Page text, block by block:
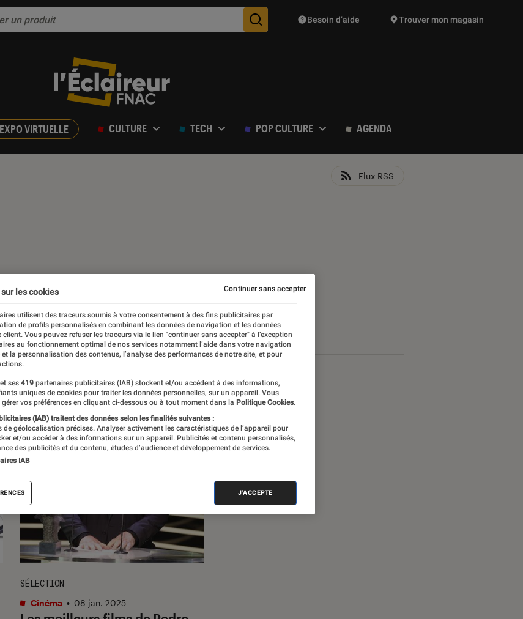
Des suggestions de produits vont vous être proposées
Besoin d’aide Trouver mon magasin
VIRTUELLE CULTURE TECH POP CULTURE AGENDA
Flux RSS
SÉLECTION
Cinéma • 08 jan. 2025
les cookies
utilisent des traceurs soumis à votre consentement à des fins publicitaires par
de profils personnalisés en combinant les données de navigation et les données
client. Vous pouvez refuser les traceurs via le lien "continuer sans accepter" à l’exception
au fonctionnement optimal de nos services notamment l’aide dans votre navigation
la personnalisation des contenus, l’analyse des performances de notre site, et pour
ses 419 partenaires publicitaires (IAB) stockent et/ou accèdent à des informations,
uniques de cookies pour traiter les données personnelles, sur un appareil. Vous
vos préférences en cliquant ci-dessous ou à tout moment dans la Politique Cookies.
(IAB) traitent des données selon les finalités suivantes :
de géolocalisation précises. Analyser activement les caractéristiques de l’appareil pour
et/ou accéder à des informations sur un appareil. Publicités et contenu personnalisés,
des publicités et du contenu, études d’audience et développement de services.
IAB
J'ACCEPTE
Continuer sans accepter